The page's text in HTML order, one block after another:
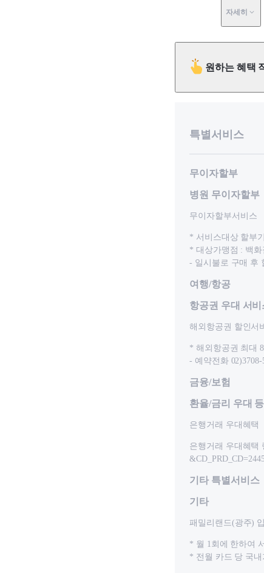
자세히
원하는 혜택
특별서비스
무이자할부
병원 무이자할부
무이자할부서비스
* 서비스대상 할부
* 대상가맹점 : 백
- 일시불로 구매 후
여행/항공
항공권 우대 서비
해외항공권 할인서
* 해외항공권 최대
- 예약전화 02)3708-
금융/보험
환율/금리 우대
은행거래 우대혜택
은행거래 우대혜택
기타 특별서비스
기타
패밀리랜드(광주)
* 월 1회에 한하여
* 전월 카드 당 국